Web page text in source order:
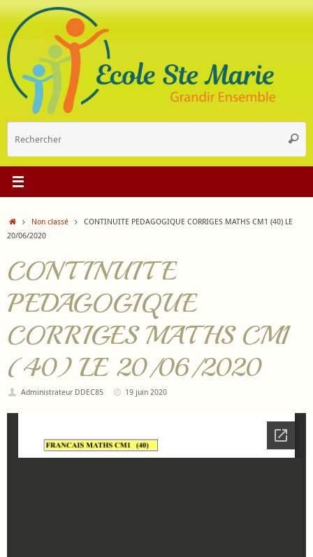
Passer
au
contenu
:
AccueilNon classé
CONTINUITE PEDAGOGIQUE CORRIGES MATHS CM1 (40) LE
20/06/2020
CONTINUITE
PEDAGOGIQUE
CORRIGES MATHS CM1
(40) LE 20/06/2020
Administrateur DDEC85 19 juin 2020